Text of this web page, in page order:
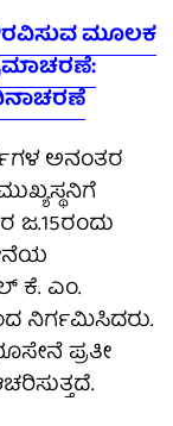
ಮೂಲಕ
ಅನಂತರ
ಜ.15ರಂದು
ಕೆ. ಎಂ.
ನಿರ್ಗಮಿಸಿದರು.
ಪ್ರತೀ